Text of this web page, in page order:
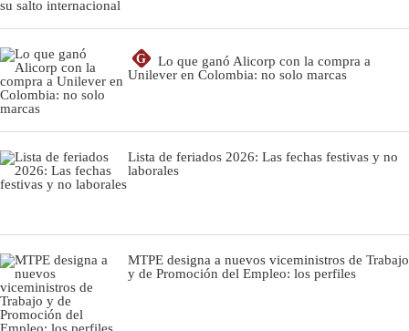
G
Lo que ganó Alicorp con la compra a
Unilever en Colombia: no solo marcas
Lista de feriados 2026: Las fechas festivas y no
laborales
MTPE designa a nuevos viceministros de Trabajo
y de Promoción del Empleo: los perfiles